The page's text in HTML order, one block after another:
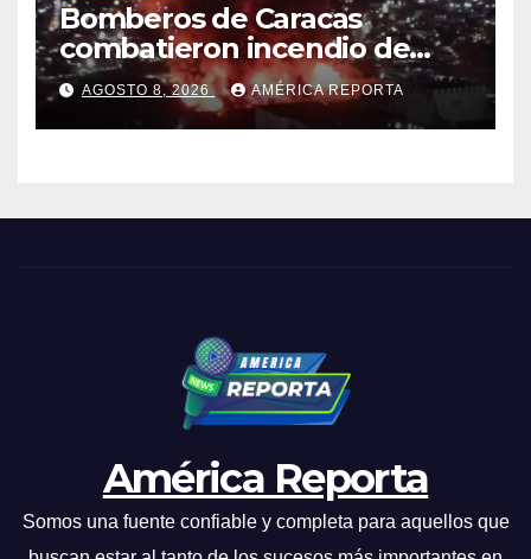
Bomberos de Caracas
combatieron incendio de
gran magnitud en zona
industrial de El Llanito
AGOSTO 8, 2026 AMÉRICA REPORTA
América Reporta
Somos una fuente confiable y completa para aquellos que